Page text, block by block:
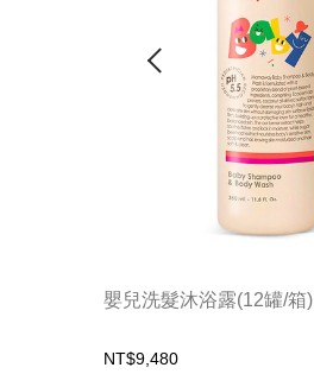
嬰兒洗髮沐浴露(12罐/箱)
NT$9,480